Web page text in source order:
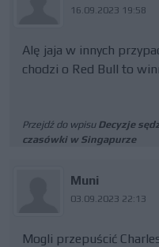
16.09.2023 19:58
Alę jaja w innych
chodzi o Red Bull to
Przejdź do wpisu Decyzje
czasówki w Singapurze
Muni
03.09.2023 22:13
Mogli przepuścić